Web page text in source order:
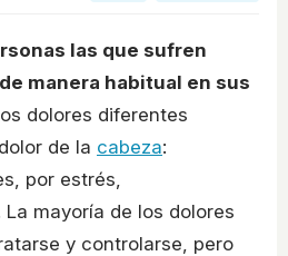
las que sufren
manera habitual en sus
dolores diferentes
de la cabeza:
por estrés,
mayoría de los dolores
y controlarse, pero